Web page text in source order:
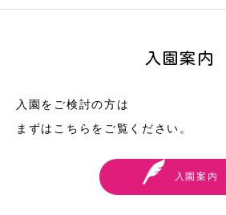
入園案内
入園をご検討の方は
まずはこちらをご覧ください。
入園案内